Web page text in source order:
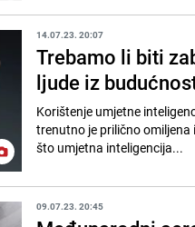
14.07.23. 20:07
Trebamo li biti
ljude iz
Korištenje umjetne
trenutno je prilično omiljena
što umjetna inteligencija...
09.07.23. 20:45